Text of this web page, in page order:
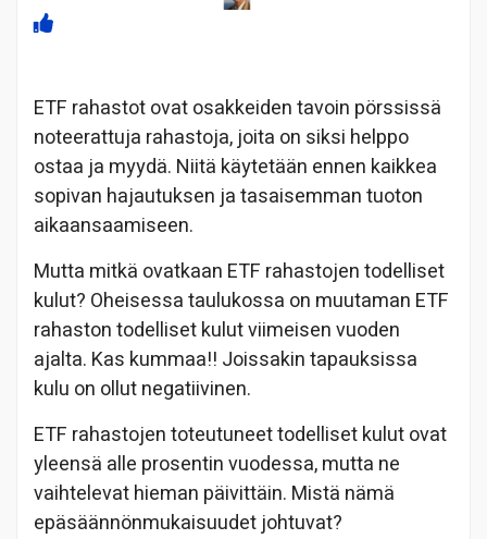
ETF rahastot ovat osakkeiden tavoin pörssissä
noteerattuja rahastoja, joita on siksi helppo
ostaa ja myydä. Niitä käytetään ennen kaikkea
sopivan hajautuksen ja tasaisemman tuoton
aikaansaamiseen.
Mutta mitkä ovatkaan ETF rahastojen todelliset
kulut? Oheisessa taulukossa on muutaman ETF
rahaston todelliset kulut viimeisen vuoden
ajalta. Kas kummaa!! Joissakin tapauksissa
kulu on ollut negatiivinen.
ETF rahastojen toteutuneet todelliset kulut ovat
yleensä alle prosentin vuodessa, mutta ne
vaihtelevat hieman päivittäin. Mistä nämä
epäsäännönmukaisuudet johtuvat?